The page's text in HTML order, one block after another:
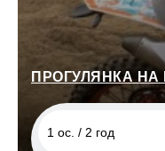
ПРОГУЛЯНКА НА
1 ос. / 2 год